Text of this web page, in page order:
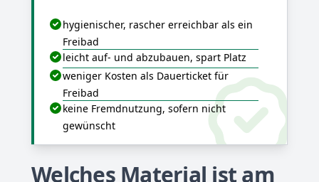
hygienischer, rascher erreichbar als ein
Freibad
leicht auf- und abzubauen, spart Platz
weniger Kosten als Dauerticket für
Freibad
keine Fremdnutzung, sofern nicht
gewünscht
Welches Material ist am